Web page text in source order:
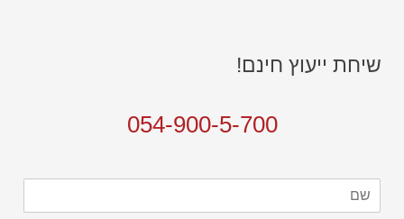
שיחת ייעוץ חינם!
054-900-5-700